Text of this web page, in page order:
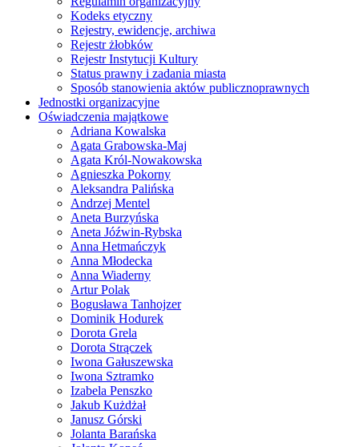
Kodeks etyczny
Rejestry, ewidencje, archiwa
Rejestr żłobków
Rejestr Instytucji Kultury
Status prawny i zadania miasta
Sposób stanowienia aktów publicznoprawnych
Jednostki organizacyjne
Oświadczenia majątkowe
Adriana Kowalska
Agata Grabowska-Maj
Agata Król-Nowakowska
Agnieszka Pokorny
Aleksandra Palińska
Andrzej Mentel
Aneta Burzyńska
Aneta Jóźwin-Rybska
Anna Hetmańczyk
Anna Młodecka
Anna Wiaderny
Artur Polak
Bogusława Tanhojzer
Dominik Hodurek
Dorota Grela
Dorota Strączek
Iwona Gałuszewska
Iwona Sztramko
Izabela Penszko
Jakub Kużdżał
Janusz Górski
Jolanta Barańska